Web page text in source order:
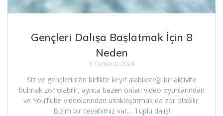
Gençleri Dalışa Başlatmak İçin 8
Neden
8 Temmuz 2024
Siz ve gençlerinizin birlikte keyif alabileceği bir aktivite
bulmak zor olabilir, ayrıca bazen onları video oyunlarından
ve YouTube videolarından uzaklaştırmak da zor olabilir.
Bizim bir cevabımız var… Tüplü dalış!